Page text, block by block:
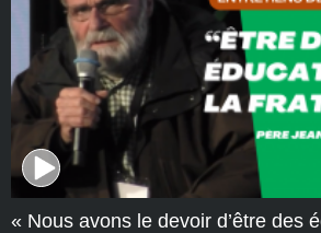
« Nous avons le devoir d’être des